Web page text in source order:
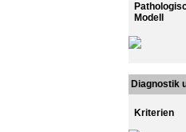
Modell
Diagnostik
Kriterien